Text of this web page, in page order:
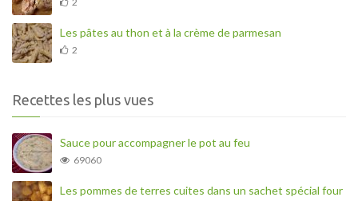
Les pâtes au thon et à la crème de parmesan
2
Recettes les plus vues
Sauce pour accompagner le pot au feu
69060
Les pommes de terres cuites dans un sachet spécial four